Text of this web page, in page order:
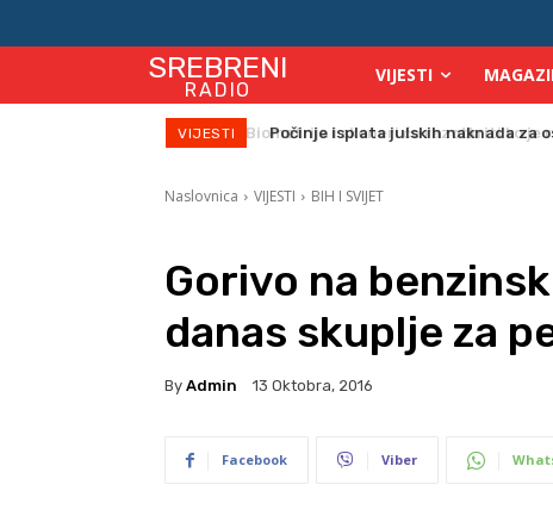
SREBRENI
RADIO
VIJESTI
VIJESTI Počinje isplata julskih naknada za
Naslovnica VIJESTI BIH I SVIJET
Gorivo na
danas skuplje za
By Admin 13 Oktobra, 2016
Facebook Viber